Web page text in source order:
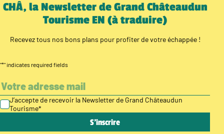
CHÂ, la Newsletter de Grand Châteaudun
Tourisme EN (à traduire)
Recevez tous nos bons plans pour profiter de votre échappée !
"*" indicates required fields
J’accepte de recevoir la Newsletter de Grand Châteaudun
Tourisme*